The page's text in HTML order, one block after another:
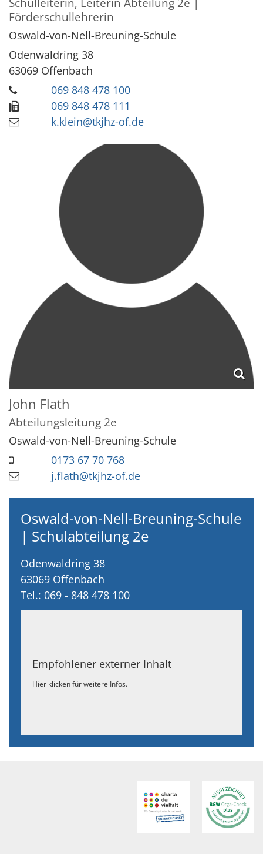
Förderschullehrerin
Oswald-von-Nell-Breuning-Schule
Odenwaldring 38
63069 Offenbach
069 848 478 100
069 848 478 111
k.klein@tkjhz-of.de
John Flath
Abteilungsleitung 2e
Oswald-von-Nell-Breuning-Schule
0173 67 70 768
j.flath@tkjhz-of.de
Oswald-von-Nell-Breuning-Schule
| Schulabteilung 2e
Odenwaldring 38
63069 Offenbach
Tel.: 069 - 848 478 100
Empfohlener externer Inhalt
Hier klicken für weitere Infos.